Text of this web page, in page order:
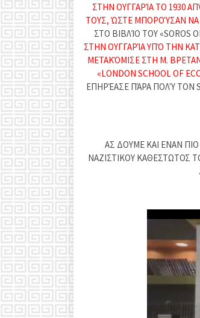
ΣΤΗΝ ΟΥΓΓΑΡΊΑ ΤΟ 1930
ΤΟΥΣ, ΏΣΤΕ ΜΠΟΡΟΎΣΑΝ ΝΑ
ΣΤΟ ΒΙΒΛΊΟ ΤΟΥ «SOROS
ΣΤΗΝ ΟΥΓΓΑΡΊΑ ΥΠΌ ΤΗΝ
ΜΕΤΑΚΌΜΙΣΕ ΣΤΗ Μ.
«LONDON SCHOOL OF
ΕΠΗΡΈΑΣΕ ΠΆΡΑ ΠΟΛΎ ΤΟΝ
ΑΣ ΔΟΥΜΕ ΚΑΙ ΕΝΑΝ
ΝΑΖΙΣΤΙΚΟΥ ΚΑΘΕΣΤΩΤΟΣ